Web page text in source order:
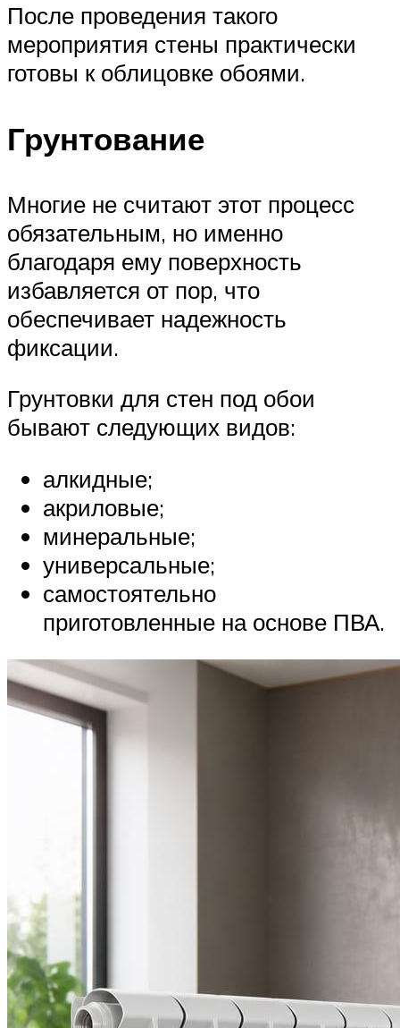
После проведения такого
мероприятия стены практически
готовы к облицовке обоями.
Грунтование
Многие не считают этот процесс
обязательным, но именно
благодаря ему поверхность
избавляется от пор, что
обеспечивает надежность
фиксации.
Грунтовки для стен под обои
бывают следующих видов:
алкидные;
акриловые;
минеральные;
универсальные;
самостоятельно
приготовленные на основе ПВА.